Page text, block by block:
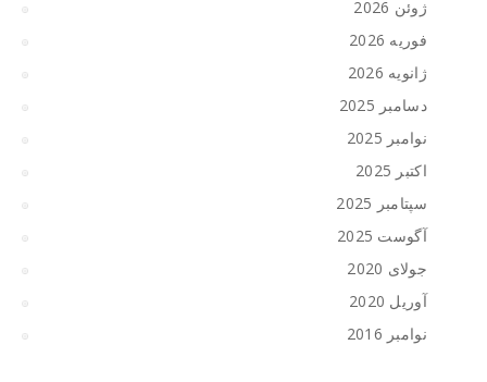
ژوئن 2026
فوریه 2026
ژانویه 2026
دسامبر 2025
نوامبر 2025
اکتبر 2025
سپتامبر 2025
آگوست 2025
جولای 2020
آوریل 2020
نوامبر 2016